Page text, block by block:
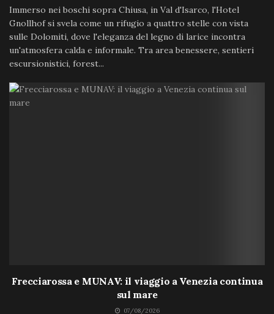
Immerso nei boschi sopra Chiusa, in Val d'Isarco, l'Hotel
Gnollhof si svela come un rifugio a quattro stelle con vista
sulle Dolomiti, dove l'eleganza del legno di larice incontra
un'atmosfera calda e informale. Tra area benessere, sentieri
escursionistici, forest...
Frecciarossa e MUNAV: il viaggio a Venezia continua
sul mare
07/08/2026